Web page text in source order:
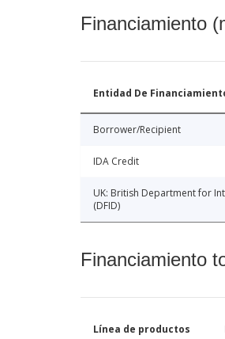
Financiamiento
Entidad De
Borrower/Recipient
IDA Credit
UK: British Department for
(DFID)
Financiamiento
Línea de productos